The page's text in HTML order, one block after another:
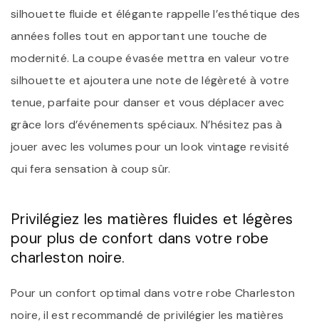
silhouette fluide et élégante rappelle l’esthétique des
années folles tout en apportant une touche de
modernité. La coupe évasée mettra en valeur votre
silhouette et ajoutera une note de légèreté à votre
tenue, parfaite pour danser et vous déplacer avec
grâce lors d’événements spéciaux. N’hésitez pas à
jouer avec les volumes pour un look vintage revisité
qui fera sensation à coup sûr.
Privilégiez les matières fluides et légères
pour plus de confort dans votre robe
charleston noire.
Pour un confort optimal dans votre robe Charleston
noire, il est recommandé de privilégier les matières